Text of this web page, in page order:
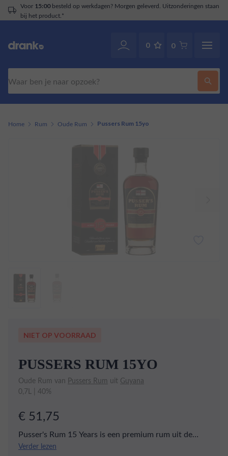
Voor 15:00besteld op werkdagen? Morgen geleverd. Uitzonderingen staan
bij het product.*
0 0
Home Rum Oude Rum Pussers Rum 15yo
NIET OP VOORRAAD
PUSSERS RUM 15YO
Oude Rum van Pussers Rum uit Guyana
0,7L | 40%
€ 51,75
Pusser's Rum 15 Years is een premium rum uit de
Britse Maagdeneilanden. Deze rum wordt
Verder lezen